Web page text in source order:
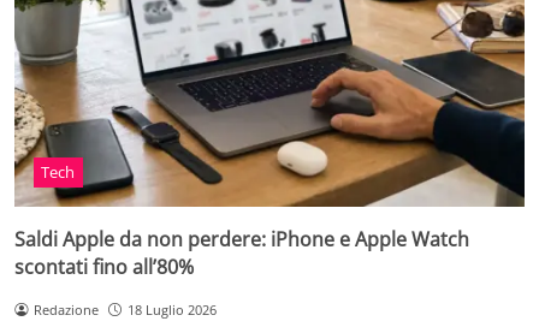
Tech
Saldi Apple da non perdere: iPhone e Apple Watch
scontati fino all’80%
Redazione 18 Luglio 2026